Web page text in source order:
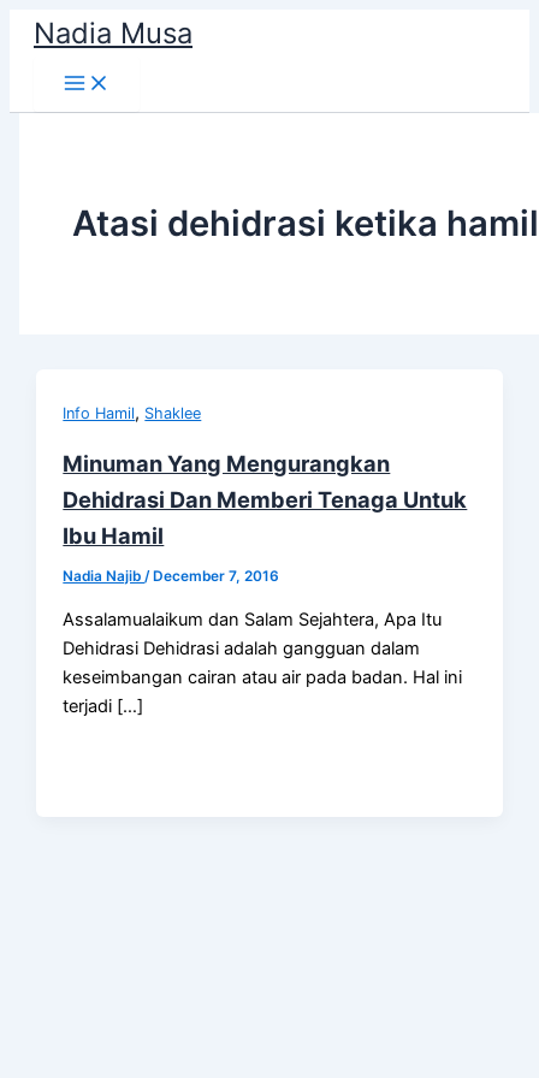
Skip
content
Nadia Musa
Atasi dehidrasi ketika hamil
Info Hamil, Shaklee
Minuman Yang Mengurangkan
Dehidrasi Dan Memberi Tenaga Untuk
Ibu Hamil
Nadia Najib/ December 7, 2016
Assalamualaikum dan Salam Sejahtera, Apa Itu
Dehidrasi Dehidrasi adalah gangguan dalam
keseimbangan cairan atau air pada badan. Hal ini
terjadi […]